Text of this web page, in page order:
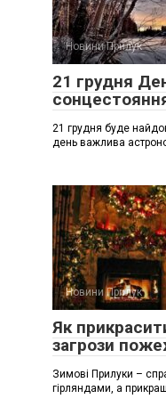
Новини Прилук
21 грудня
21 грудня буде
день важлива
Новини Прилук
Як
загрози
Зимові Прилуки –
гірляндами, а